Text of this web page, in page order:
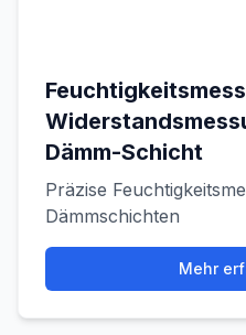
Dämm-Schicht
Präzise
Dämmschichten
Mehr